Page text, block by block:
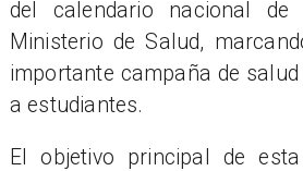
del calendario nacional de
Ministerio de Salud,
importante campaña de salud
a estudiantes.
El objetivo principal de